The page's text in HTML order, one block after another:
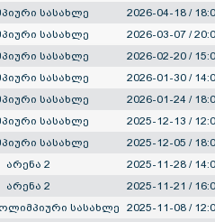
სასახლე
2026-04-18 /
სასახლე
2026-03-07 /
სასახლე
2026-02-20 /
სასახლე
2026-01-30 /
სასახლე
2026-01-24 /
სასახლე
2025-12-13 /
სასახლე
2025-12-05 /
არენა 2
2025-11-28 /
არენა 2
2025-11-21 /
სასახლე
2025-11-08 /